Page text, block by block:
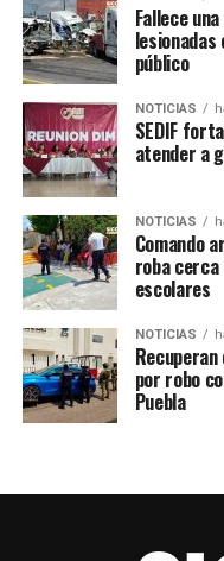
frecuentan para
ciclistas y nos da por
responsabilidad que
naturaleza nos
Asimismo, el poblador
zona son una
algunos originados de
efecto lupa, mientras
basura que se sale de
TEMAS RELACIONADOS
Fallece
público
NOTICIAS
SEDIF
atender a
NOTICIAS
Comando
roba cerca
escolares
NOTICIAS
por robo
Puebla